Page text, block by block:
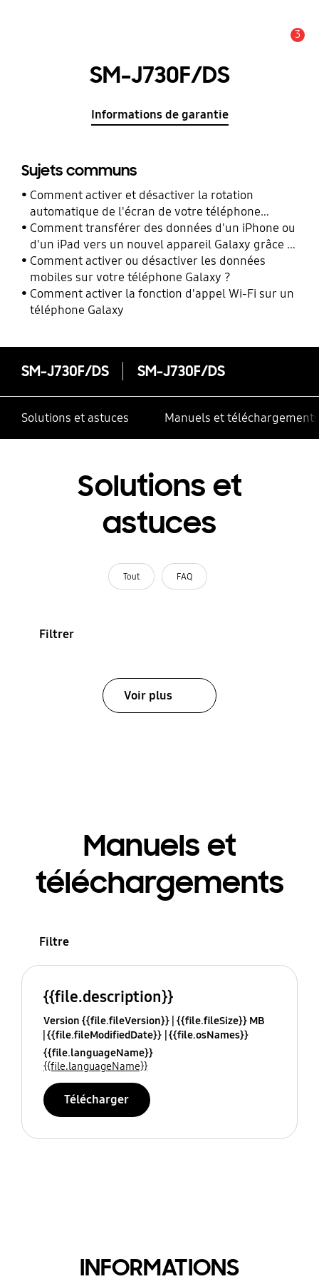
3
SM-J730F/DS
Informations de garantie
Sujets communs
Comment activer et désactiver la rotation
automatique de l'écran de votre téléphone
Galaxy ?
Comment transférer des données d'un iPhone ou
d'un iPad vers un nouvel appareil Galaxy grâce à
Smart Switch ?
Comment activer ou désactiver les données
mobiles sur votre téléphone Galaxy ?
Comment activer la fonction d'appel Wi-Fi sur un
téléphone Galaxy
SM-J730F/DS SM-J730F/DS
Solutions et astuces Manuels et téléchargements
Solutions et
astuces
Tout FAQ
Filtrer
Voir plus
Manuels et
téléchargements
Filtre
{{file.description}}
Version {{file.fileVersion}} {{file.fileSize}} MB
{{file.fileModifiedDate}} {{file.osNames}}
{{file.languageName}}
{{file.languageName}}
Télécharger
INFORMATIONS